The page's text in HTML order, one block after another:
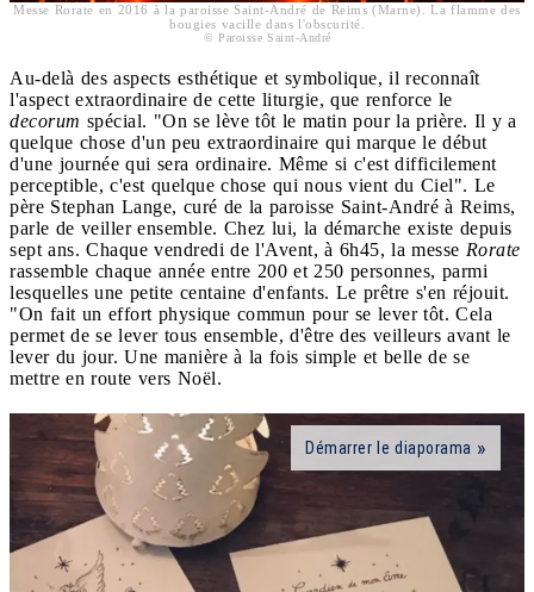
Messe Rorate en 2016 à la paroisse Saint-André de Reims (Marne). La flamme des
bougies vacille dans l'obscurité.
© Paroisse Saint-André
Au-delà des aspects esthétique et symbolique, il reconnaît
l'aspect extraordinaire de cette liturgie, que renforce le
decorum spécial. "On se lève tôt le matin pour la prière. Il y a
quelque chose d'un peu extraordinaire qui marque le début
d'une journée qui sera ordinaire. Même si c'est difficilement
perceptible, c'est quelque chose qui nous vient du Ciel". Le
père Stephan Lange, curé de la paroisse Saint-André à Reims,
parle de veiller ensemble. Chez lui, la démarche existe depuis
sept ans. Chaque vendredi de l'Avent, à 6h45, la messe Rorate
rassemble chaque année entre 200 et 250 personnes, parmi
lesquelles une petite centaine d'enfants. Le prêtre s'en réjouit.
"On fait un effort physique commun pour se lever tôt. Cela
permet de se lever tous ensemble, d'être des veilleurs avant le
lever du jour. Une manière à la fois simple et belle de se
mettre en route vers Noël.
Démarrer le diaporama